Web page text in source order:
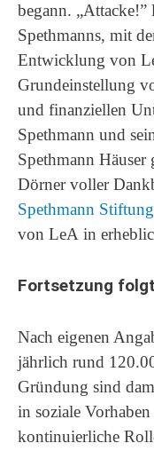
begann.
Spethmanns, mit
Entwicklung von
Grundeinstellung
und finanziellen
Spethmann und
Spethmann Häuser
Dörner voller
Spethmann Stiftung
von LeA in
Fortsetzung folgt
Nach eigenen
jährlich rund
Gründung sind
in soziale
kontinuierliche